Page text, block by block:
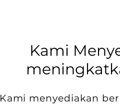
Kami
Kami menyediakan